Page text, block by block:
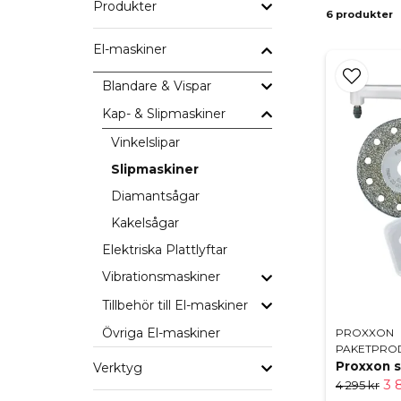
Tack vare moderna motorer och
Oavsett om du arbetar med kakel,
Produkter
El-maskiner
Blandare & Vispar
Kap- & Slipmaskiner
Vinkelslipar
Slipmaskiner
Diamantsågar
Kakelsågar
Elektriska Plattlyftar
Vibrationsmaskiner
Tillbehör till El-maskiner
Övriga El-maskiner
Verktyg
6 produkter
PROXXON
Proxxon
4 295 kr 3